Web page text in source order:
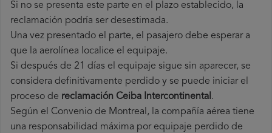
Si no se presenta este parte en el plazo establecido, la
reclamación podría ser desestimada.
Una vez presentado el parte, el pasajero debe esperar a
que la aerolínea localice el equipaje.
Si después de 21 días el equipaje sigue sin aparecer, se
considera definitivamente perdido y se puede iniciar el
proceso de reclamación Ceiba Intercontinental.
Según el Convenio de Montreal, la compañía aérea tiene
una responsabilidad máxima por equipaje perdido de